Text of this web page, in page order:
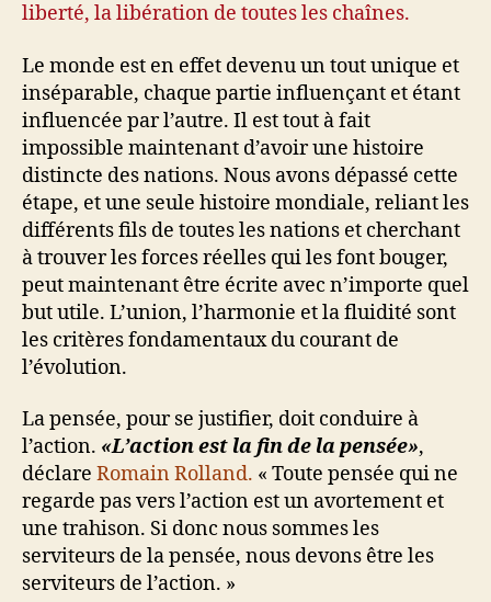
liberté, la libération de toutes les chaînes.
Le monde est en effet devenu un tout unique et
inséparable, chaque partie influençant et étant
influencée par l’autre. Il est tout à fait
impossible maintenant d’avoir une histoire
distincte des nations. Nous avons dépassé cette
étape, et une seule histoire mondiale, reliant les
différents fils de toutes les nations et cherchant
à trouver les forces réelles qui les font bouger,
peut maintenant être écrite avec n’importe quel
but utile. L’union, l’harmonie et la fluidité sont
les critères fondamentaux du courant de
l’évolution.
La pensée, pour se justifier, doit conduire à
l’action. «L’action est la fin de la pensée»,
déclare Romain Rolland. « Toute pensée qui ne
regarde pas vers l’action est un avortement et
une trahison. Si donc nous sommes les
serviteurs de la pensée, nous devons être les
serviteurs de l’action. »